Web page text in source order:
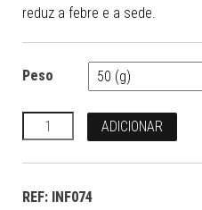
reduz a febre e a sede.
Peso
Quantidade ADICIONAR
REF: INF074